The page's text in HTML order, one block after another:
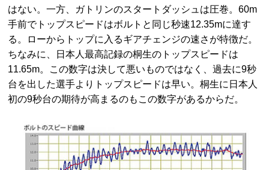
はない。一方、ガトリンのスタートダッシュは圧巻。60m
手前でトップスピードはボルトと同じ秒速12.35mに達す
る。ローからトップに入るギアチェンジの速さが特徴だ。
ちなみに、日本人最高記録の桐生のトップスピードは
11.65m。この数字は決して悪いものではなく、過去に9秒
台を出した選手よりトップスピードは早い。桐生に日本人
初の9秒台の期待が高まるのもこの数字があるからだ。